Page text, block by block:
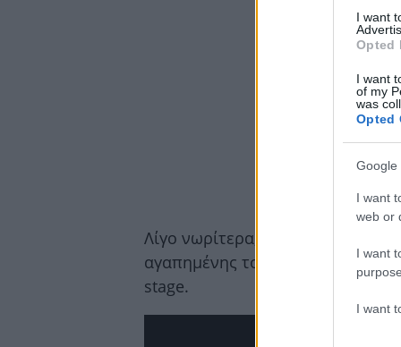
I want
Opted
I want
of my
was
Opted
Google
I want
web or
I want
I want
Λίγο νωρίτερα, ο Βασίλης
αγαπημένης του για να της
stage.